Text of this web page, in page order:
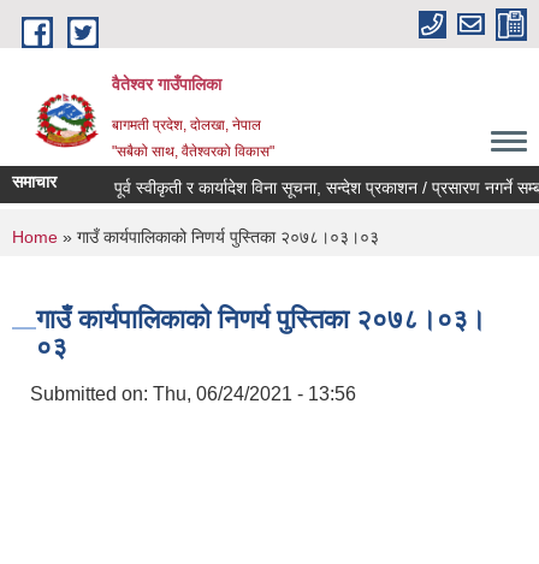
Skip to main content
वैतेश्वर गाउँपालिका
बागमती प्रदेश, दाेलखा, नेपाल
"सबैको साथ, वैतेश्वरको विकास"
समाचार पूर्व स्वीकृती र कार्यादेश विना सूचना, सन्देश प्रकाशन / प्रसारण नगर्ने
You are here
Home » गाउँ कार्यपालिकाको निणर्य पुस्तिका २०७८।०३।०३
गाउँ कार्यपालिकाको निणर्य पुस्तिका २०७८।०३।
०३
Submitted on: Thu, 06/24/2021 - 13:56